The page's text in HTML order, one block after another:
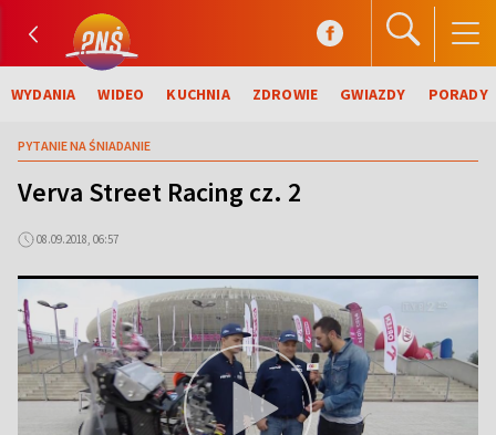
WYDANIA WIDEO KUCHNIA ZDROWIE GWIAZDY PORADY
PYTANIE NA ŚNIADANIE
Verva Street Racing cz. 2
08.09.2018, 06:57